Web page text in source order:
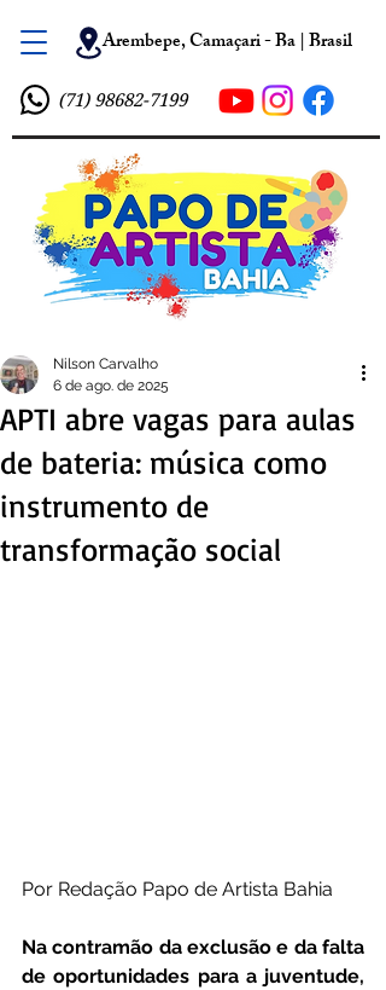
Arembepe, Camaçari - Ba | Brasil
(71) 98682-7199
APTI abre vagas para aulas
de bateria: música como
instrumento de
transformação social
Nilson Carvalho
6 de ago. de 2025
Por Redação Papo de Artista Bahia
Na contramão da exclusão e da falta
de oportunidades para a juventude,